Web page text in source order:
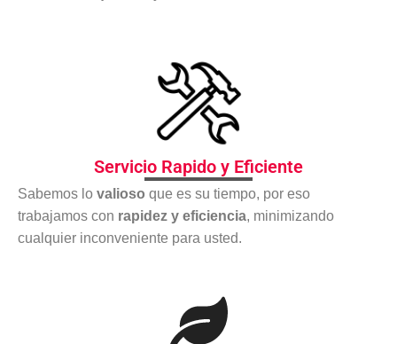
Servicio Rapido y Eficiente
Sabemos lo valioso que es su tiempo, por eso
trabajamos con rapidez y eficiencia, minimizando
cualquier inconveniente para usted.